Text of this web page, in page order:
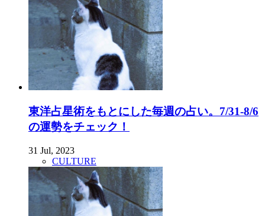
東洋占星術をもとにした毎週の占い。7/31-8/6
の運勢をチェック！
31 Jul, 2023
CULTURE